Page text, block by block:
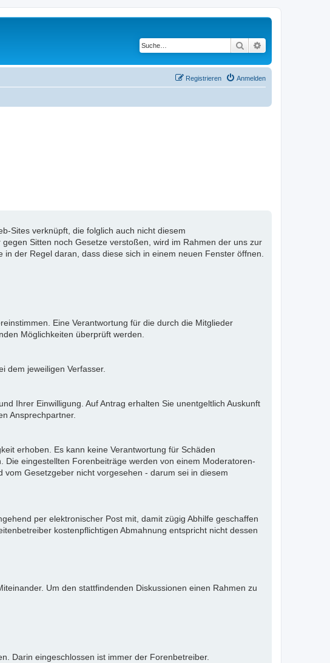
Suche
Anmelden
Registrieren
Sites verknüpft, die folglich auch nicht diesem
Sitten noch Gesetze verstoßen, wird im Rahmen der uns zur
der Regel daran, dass diese sich in einem neuen Fenster öffnen.
Eine Verantwortung für die durch die Mitglieder
Möglichkeiten überprüft werden.
dem jeweiligen Verfasser.
Ihrer Einwilligung. Auf Antrag erhalten Sie unentgeltlich Auskunft
Ansprechpartner.
erhoben. Es kann keine Verantwortung für Schäden
eingestellten Forenbeiträge werden von einem Moderatoren-
Gesetzgeber nicht vorgesehen - darum sei in diesem
per elektronischer Post mit, damit zügig Abhilfe geschaffen
kostenpflichtigen Abmahnung entspricht nicht dessen
Um den stattfindenden Diskussionen einen Rahmen zu
Darin eingeschlossen ist immer der Forenbetreiber.